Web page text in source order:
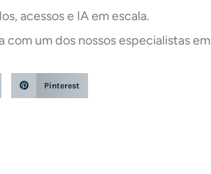
acessos e IA em escala.
com um dos nossos especialistas em
Pinterest